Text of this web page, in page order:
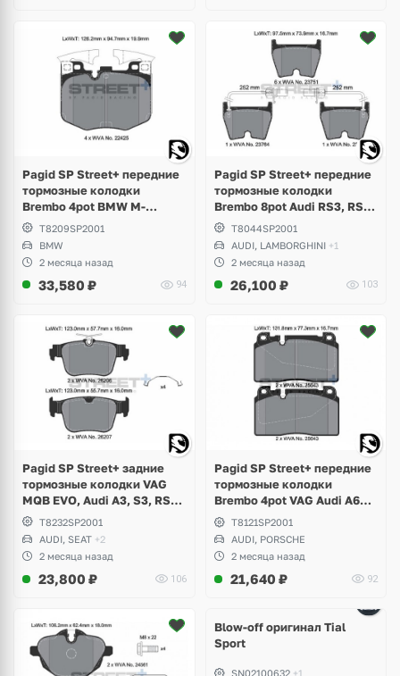
Pagid SP Street+ передние
тормозные колодки
Brembo 4pot BMW M-
Perfomance G-Series,
Toyota Supra GR A90
T8209SP2001
BMW
2 месяца назад
33,580 ₽ 94
Pagid SP Street+ передние
тормозные колодки
Brembo 8pot Audi RS3, RS4
B8, RS5, RSQ3, TTRS, R8,
Lamborghini Gallardo,
Volkswagen Phaeton W12
T8044SP2001
AUDI, LAMBORGHINI +1
2 месяца назад
26,100 ₽ 103
Pagid SP Street+ задние
тормозные колодки VAG
MQB EVO, Audi A3, S3, RS3,
Q3, Volkswagen Golf 8 R,
GTI, Tiguan, Passat B9, Seat
Leon, Formentor Cupra
T8232SP2001
AUDI, SEAT +2
2 месяца назад
23,800 ₽ 106
Pagid SP Street+ передние
тормозные колодки
Brembo 4pot VAG Audi A6
C7, A7, Q5 8R, Porsche
Macan 2.0
T8121SP2001
AUDI, PORSCHE
2 месяца назад
21,640 ₽ 92
Blow-off оригинал Tial
Sport
SN02100632 +1